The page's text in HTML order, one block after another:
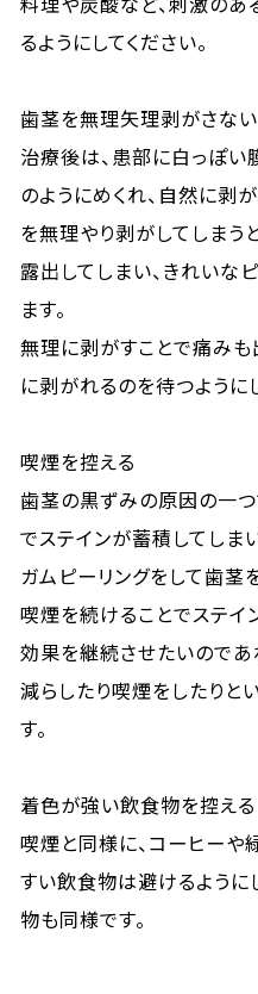
るようにしてください。
歯茎を無理矢理剥がさない
治療後は、患部に白っぽい
のようにめくれ、自然に剥
を無理やり剥がしてしまう
露出してしまい、きれいな
ます。
無理に剥がすことで痛みも
に剥がれるのを待つように
喫煙を控える
歯茎の黒ずみの原因の一つ
でステインが蓄積してしま
ガムピーリングをして歯茎
喫煙を続けることでステイ
効果を継続させたいので
減らしたり喫煙をしたりと
す。
着色が強い飲食物を控える
喫煙と同様に、コーヒーや
すい飲食物は避けるように
物も同様です。